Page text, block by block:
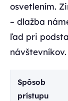
osvetlením.
– dlažba
ľad pri
návštevníkov.
Spôsob
prístupu